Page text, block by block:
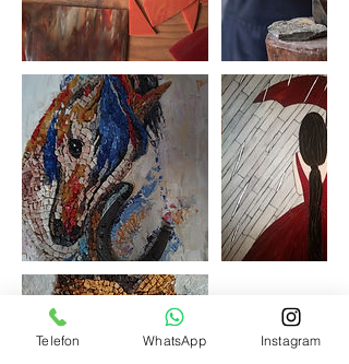
Telefon WhatsApp Instagram